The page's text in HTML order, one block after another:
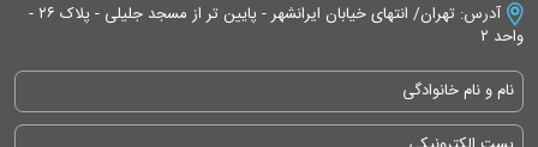
آدرس: تهران/ انتهای خیابان ایرانشهر - پایین تر از مسجد جلیلی - پلاک ۲۶ -
واحد ۲